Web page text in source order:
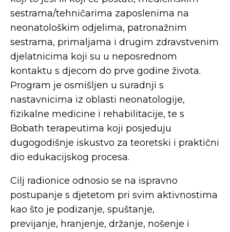
sestrama/tehničarima zaposlenima na
neonatološkim odjelima, patronažnim
sestrama, primaljama i drugim zdravstvenim
djelatnicima koji su u neposrednom
kontaktu s djecom do prve godine života.
Program je osmišljen u suradnji s
nastavnicima iz oblasti neonatologije,
fizikalne medicine i rehabilitacije, te s
Bobath terapeutima koji posjeduju
dugogodišnje iskustvo za teoretski i praktični
dio edukacijskog procesa.
Cilj radionice odnosio se na ispravno
postupanje s djetetom pri svim aktivnostima
kao što je podizanje, spuštanje,
previjanje, hranjenje, držanje, nošenje i